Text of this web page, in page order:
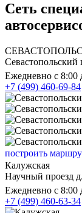
Сеть
Севастопольский
Ежедневно с 8:00
+7 (499) 460-69-84
построить
Калужская
Научный проезд
Ежедневно с 8:00
+7 (499) 460-63-34